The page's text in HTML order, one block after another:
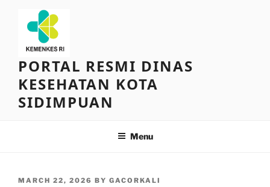
content
PORTAL RESMI DINAS
KESEHATAN KOTA
SIDIMPUAN
Menu
POSTED
MARCH 22, 2026 BY GACORKALI